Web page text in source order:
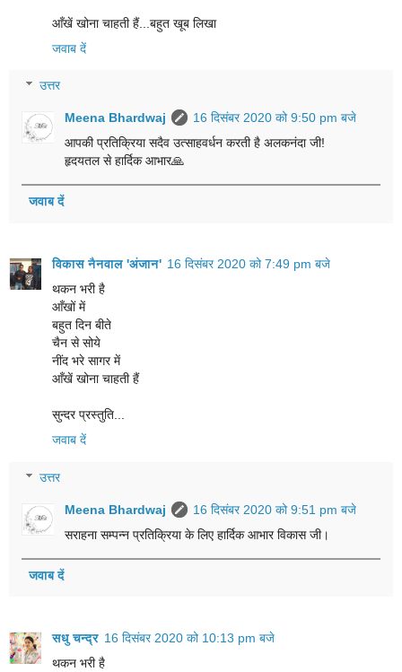
आँखें खोना चाहती हैं...बहुत खूब ल‍िखा
जवाब दें
उत्तर
Meena Bhardwaj
16 दिसंबर 2020 को 9:50 pm बजे
आपकी प्रतिक्रिया सदैव उत्साहवर्धन करती है अलकनंदा जी!
हृदयतल से हार्दिक आभार🙏
जवाब दें
विकास नैनवाल 'अंजान' 16 दिसंबर 2020 को 7:49 pm बजे
थकन भरी है
आँखों में
बहुत दिन बीते
चैन से सोये
नींद भरे सागर में
आँखें खोना चाहती हैं
सुन्दर प्रस्तुति...
जवाब दें
उत्तर
Meena Bhardwaj
16 दिसंबर 2020 को 9:51 pm बजे
सराहना सम्पन्न प्रतिक्रिया के लिए हार्दिक आभार विकास जी।
जवाब दें
सधु चन्द्र 16 दिसंबर 2020 को 10:13 pm बजे
थकन भरी है